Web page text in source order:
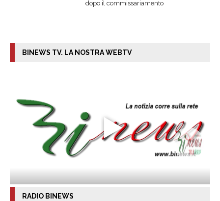
dopo il commissariamento
BINEWS TV. LA NOSTRA WEBTV
RADIO BINEWS